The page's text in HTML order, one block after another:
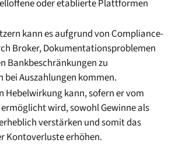
oder etablierte Plattformen
kann es aufgrund von Compliance-
Broker, Dokumentationsproblemen
Bankbeschränkungen zu
bei Auszahlungen kommen.
Hebelwirkung kann, sofern er vom
wird, sowohl Gewinne als
verstärken und somit das
Kontoverluste erhöhen.